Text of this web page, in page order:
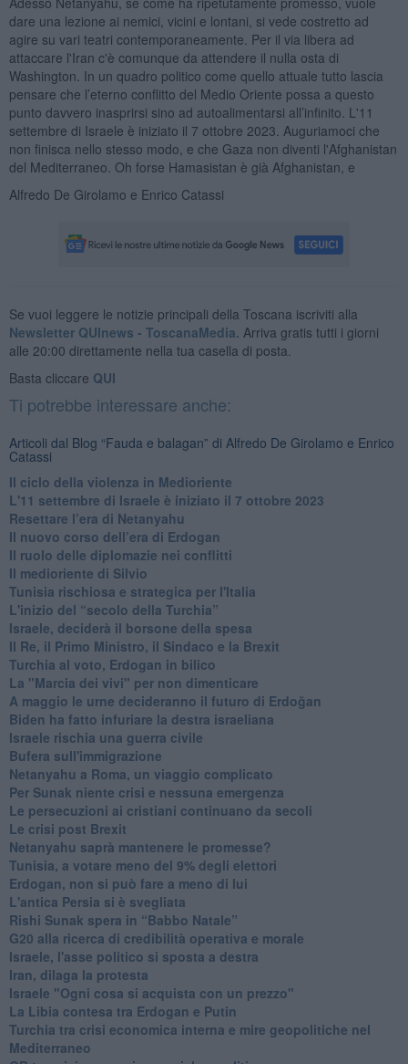
dare una lezione ai nemici, vicini e lontani, si vede costretto ad
agire su vari teatri contemporaneamente. Per il via libera ad
attaccare l'Iran c'è comunque da attendere il nulla osta di
Washington. In un quadro politico come quello attuale tutto lascia
pensare che l’eterno conflitto del Medio Oriente possa a questo
punto davvero inasprirsi sino ad autoalimentarsi all’infinito. L'11
settembre di Israele è iniziato il 7 ottobre 2023. Auguriamoci che
non finisca nello stesso modo, e che Gaza non diventi l'Afghanistan
del Mediterraneo. Oh forse Hamasistan è già Afghanistan, e
Alfredo De Girolamo e Enrico Catassi
Se vuoi leggere le notizie principali della Toscana iscriviti alla
Newsletter QUInews - ToscanaMedia. Arriva gratis tutti i giorni
alle 20:00 direttamente nella tua casella di posta.
Basta cliccare QUI
Ti potrebbe interessare anche:
Articoli dal Blog “Fauda e balagan” di Alfredo De Girolamo e Enrico
Catassi
Il ciclo della violenza in Medioriente
L'11 settembre di Israele è iniziato il 7 ottobre 2023
Resettare l’era di Netanyahu
​Il nuovo corso dell’era di Erdogan
Il ruolo delle diplomazie nei conflitti
Il medioriente di Silvio
Tunisia rischiosa e strategica per l'Italia
L'inizio del “secolo della Turchia”
Israele, deciderà il borsone della spesa
Il Re, il Primo Ministro, il Sindaco e la Brexit
Turchia al voto, Erdogan in bilico
La "Marcia dei vivi" per non dimenticare
A maggio le urne decideranno il futuro di Erdoğan
Biden ha fatto infuriare la destra israeliana
Israele rischia una guerra civile
Bufera sull'immigrazione
Netanyahu a Roma, un viaggio complicato
Per Sunak niente crisi e nessuna emergenza
Le persecuzioni ai cristiani continuano da secoli
Le crisi post Brexit
Netanyahu saprà mantenere le promesse?
Tunisia, a votare meno del 9% degli elettori
Erdogan, non si può fare a meno di lui
L'antica Persia si è svegliata
Rishi Sunak spera in “Babbo Natale”
G20 alla ricerca di credibilità operativa e morale
Israele, l'asse politico si sposta a destra
Iran, dilaga la protesta
Israele "Ogni cosa si acquista con un prezzo"
La Libia contesa tra Erdogan e Putin
Turchia tra crisi economica interna e mire geopolitiche nel
Mediterraneo